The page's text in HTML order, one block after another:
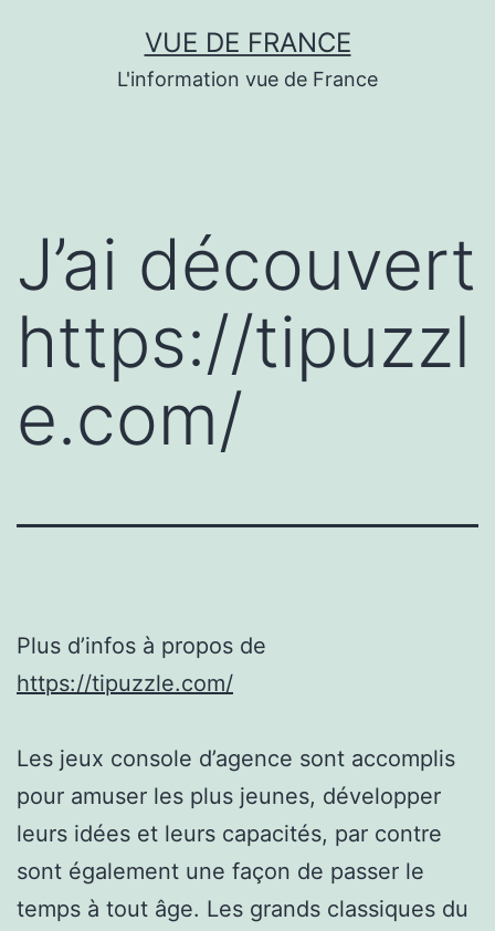
VUE DE FRANCE
L'information vue de France
J’ai découvert
https://tipuzzl
e.com/
Plus d’infos à propos de
https://tipuzzle.com/
Les jeux console d’agence sont accomplis
pour amuser les plus jeunes, développer
leurs idées et leurs capacités, par contre
sont également une façon de passer le
temps à tout âge. Les grands classiques du